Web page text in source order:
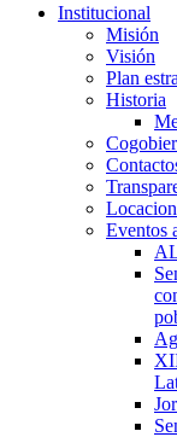
Institucional
Misión
Visión
Plan
Historia
Eventos